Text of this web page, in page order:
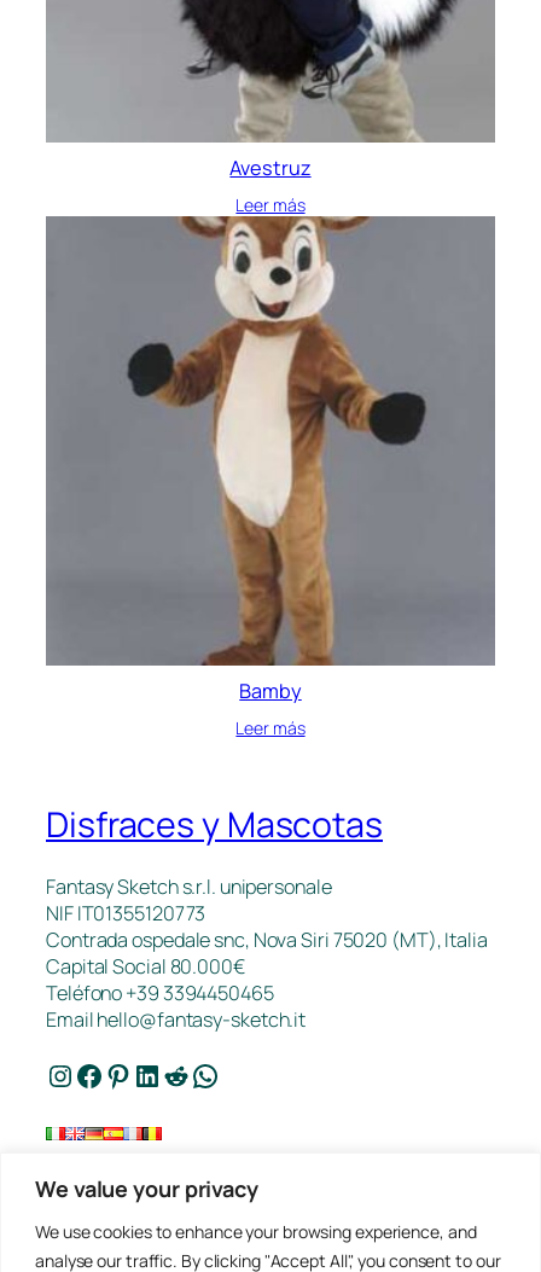
We value your privacy
We use cookies to enhance your browsing experience, and
analyse our traffic. By clicking "Accept All", you consent to our
Avestruz
Leer más
Bamby
Leer más
Disfraces y Mascotas
Fantasy Sketch s.r.l. unipersonale
NIF IT01355120773
Contrada ospedale snc, Nova Siri 75020 (MT), Italia
Capital Social 80.000€
Teléfono +39 3394450465
Emailhello@fantasy-sketch.it
Instagram Facebook Pinterest LinkedIn Reddit WhatsApp
FAQ